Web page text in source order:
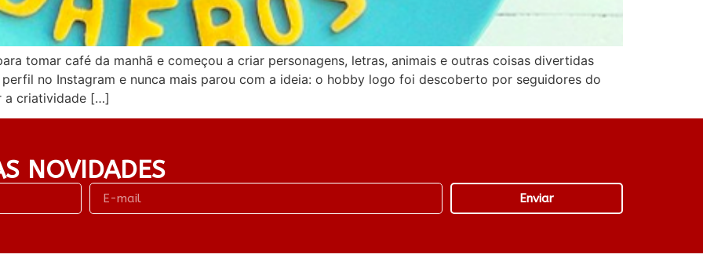
tomar café da manhã e começou a criar personagens, letras, animais e outras coisas divertidas
no Instagram e nunca mais parou com a ideia: o hobby logo foi descoberto por seguidores do
a criatividade […]
NOVIDADES
Enviar